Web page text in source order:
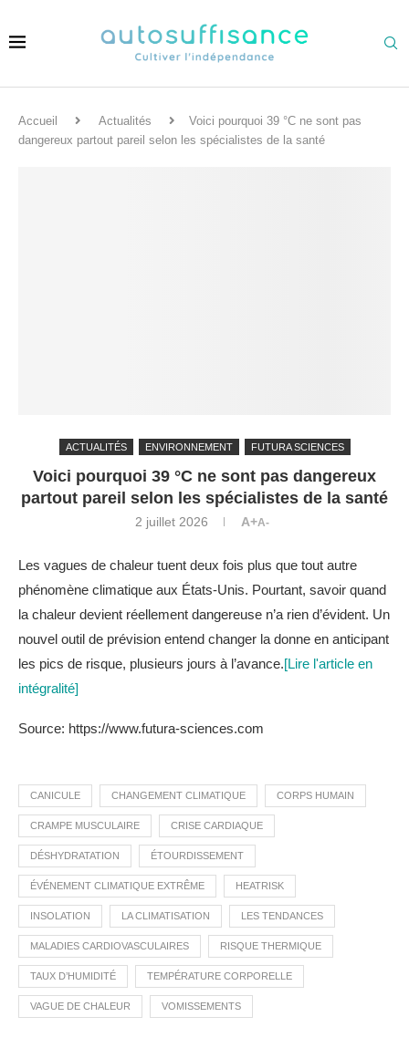
Accueil Actualités
Voici pourquoi 39 °C ne sont pas
dangereux partout pareil selon les spécialistes de la santé
ACTUALITÉS ENVIRONNEMENT FUTURA SCIENCES
Voici pourquoi 39 °C ne sont pas dangereux
partout pareil selon les spécialistes de la santé
2 juillet 2026 A+A-
Les vagues de chaleur tuent deux fois plus que tout autre
phénomène climatique aux États-Unis. Pourtant, savoir quand
la chaleur devient réellement dangereuse n’a rien d’évident. Un
nouvel outil de prévision entend changer la donne en anticipant
les pics de risque, plusieurs jours à l’avance.[Lire l'article en
intégralité]
Source: https://www.futura-sciences.com
CANICULE CHANGEMENT CLIMATIQUE CORPS HUMAIN
CRAMPE MUSCULAIRE CRISE CARDIAQUE
DÉSHYDRATATION ÉTOURDISSEMENT
ÉVÉNEMENT CLIMATIQUE EXTRÊME HEATRISK
INSOLATION LA CLIMATISATION LES TENDANCES
MALADIES CARDIOVASCULAIRES RISQUE THERMIQUE
TAUX D’HUMIDITÉ TEMPÉRATURE CORPORELLE
VAGUE DE CHALEUR VOMISSEMENTS